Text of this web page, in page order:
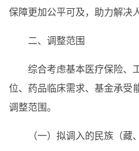
保障更加公平可及，助力解决
二、调整范围
综合考虑基本医疗保险、
位、药品临床需求、基金承受
调整范围。
（一） 拟调入的民族（藏